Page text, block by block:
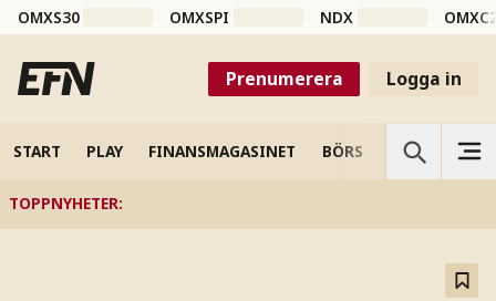
OMXS30 OMXSPI NDX
Prenumerera Logga in
START PLAY FINANSMAGASINET BÖRS VETENSKAP
TOPPNYHETER: